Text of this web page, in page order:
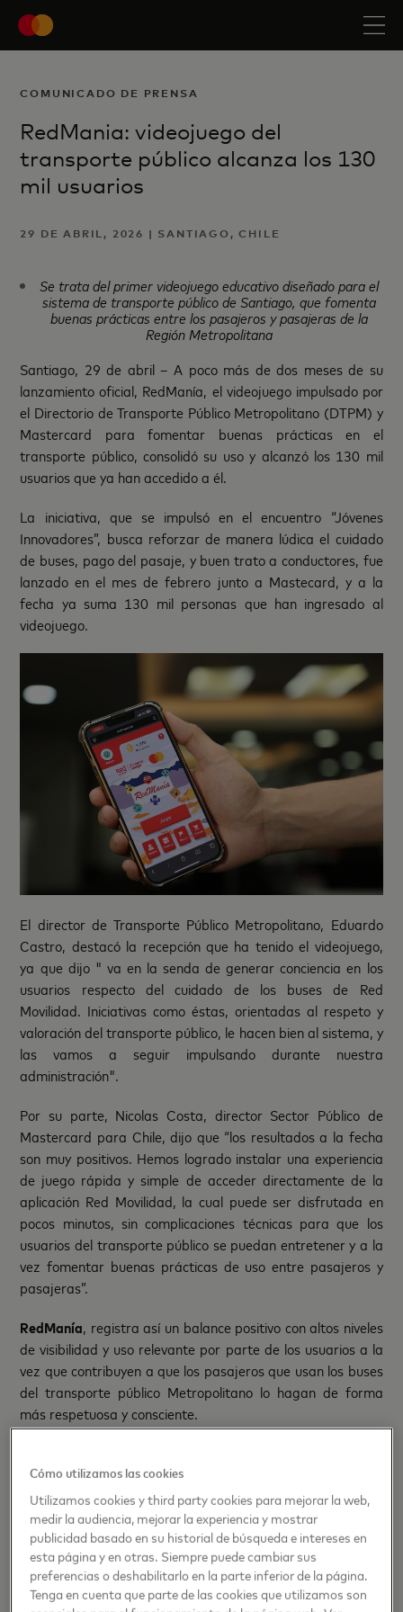
COMUNICADO DE PRENSA
RedMania: videojuego del
transporte público alcanza los 130
mil usuarios
29 DE ABRIL, 2026 | SANTIAGO, CHILE
Se trata del primer videojuego educativo diseñado para el
sistema de transporte público de Santiago, que fomenta
buenas prácticas entre los pasajeros y pasajeras de la
Región Metropolitana
Santiago, 29 de abril – A poco más de dos meses de su
lanzamiento oficial, RedManía, el videojuego impulsado por
el Directorio de Transporte Público Metropolitano (DTPM) y
Mastercard para fomentar buenas prácticas en el
transporte público, consolidó su uso y alcanzó los 130 mil
usuarios que ya han accedido a él.
La iniciativa, que se impulsó en el encuentro “Jóvenes
Innovadores”, busca reforzar de manera lúdica el cuidado
de buses, pago del pasaje, y buen trato a conductores, fue
lanzado en el mes de febrero junto a Mastecard, y a la
fecha ya suma 130 mil personas que han ingresado al
videojuego.
El director de Transporte Público Metropolitano, Eduardo
Castro, destacó la recepción que ha tenido el videojuego,
ya que dijo " va en la senda de generar conciencia en los
usuarios respecto del cuidado de los buses de Red
Movilidad. Iniciativas como éstas, orientadas al respeto y
valoración del transporte público, le hacen bien al sistema, y
las vamos a seguir impulsando durante nuestra
administración".
Por su parte, Nicolas Costa, director Sector Público de
Mastercard para Chile, dijo que “los resultados a la fecha
son muy positivos. Hemos logrado instalar una experiencia
de juego rápida y simple de acceder directamente de la
aplicación Red Movilidad, la cual puede ser disfrutada en
pocos minutos, sin complicaciones técnicas para que los
usuarios del transporte público se puedan entretener y a la
vez fomentar buenas prácticas de uso entre pasajeros y
pasajeras”.
RedManía, registra así un balance positivo con altos niveles
de visibilidad y uso relevante por parte de los usuarios a la
vez que contribuyen a que los pasajeros que usan los buses
del transporte público Metropolitano lo hagan de forma
más respetuosa y consciente.
través de la aplicación Red Movilidad, ha tenido desde su
lanzamiento un flujo constante de jugadores confirmando
una positiva recepción.
De esta forma RedManía cumple con uno de los objetivos
de Mastercard por ayudar a fomentar la educación vial y
buenos hábitos en el uso del transporte público y
Cómo utilizamos las cookies
Utilizamos cookies y third party cookies para mejorar la web,
medir la audiencia, mejorar la experiencia y mostrar
publicidad basado en su historial de búsqueda e intereses en
esta página y en otras. Siempre puede cambiar sus
preferencias o deshabilitarlo en la parte inferior de la página.
Tenga en cuenta que parte de las cookies que utilizamos son